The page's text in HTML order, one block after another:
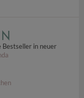
in neuer